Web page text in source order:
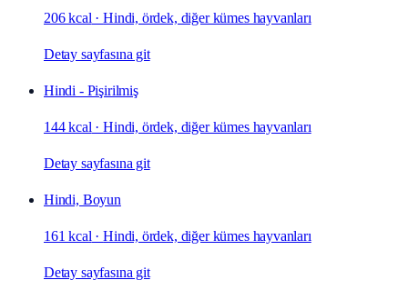
206 kcal ·Hindi, ördek, diğer kümes hayvanları
Detay sayfasına git
Hindi - Pişirilmiş
144 kcal ·Hindi, ördek, diğer kümes hayvanları
Detay sayfasına git
Hindi, Boyun
161 kcal ·Hindi, ördek, diğer kümes hayvanları
Detay sayfasına git